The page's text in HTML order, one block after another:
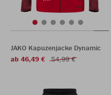
JAKO Kapuzenjacke Dynamic
ab 46,49 €
54,99 €